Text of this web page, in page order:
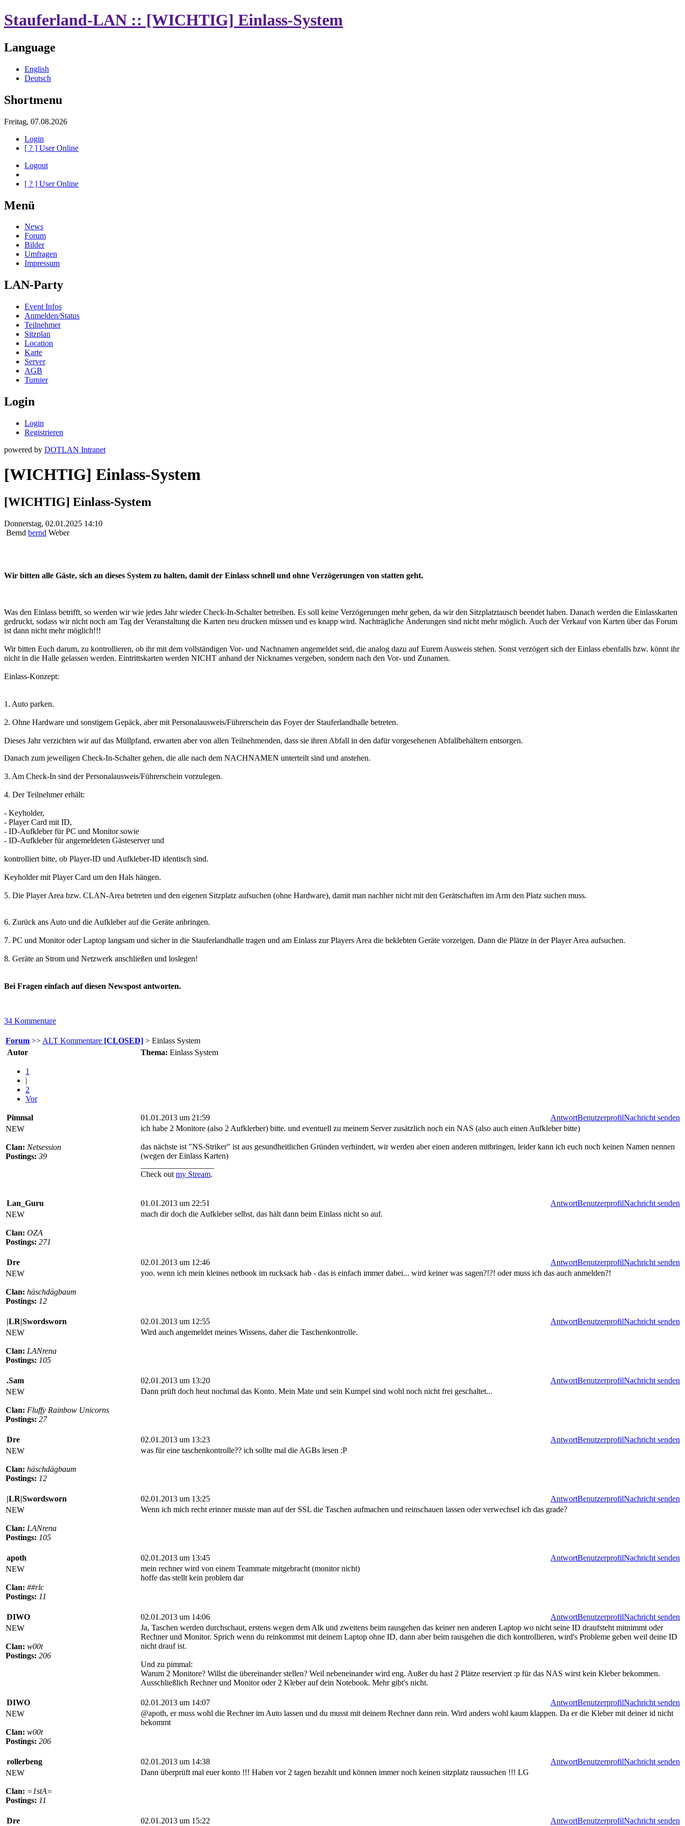
Stauferland-LAN :: [WICHTIG] Einlass-System
Language
English
Deutsch
Shortmenu
Freitag, 07.08.2026
Login
[ ? ] User Online
Logout
[ ? ] User Online
Menü
News
Forum
Bilder
Umfragen
Impressum
LAN-Party
Event Infos
Anmelden/Status
Teilnehmer
Sitzplan
Location
Karte
Server
AGB
Turnier
Login
Login
Registrieren
powered by DOTLAN Intranet
[WICHTIG] Einlass-System
[WICHTIG] Einlass-System
Donnerstag, 02.01.2025 14:10
Bernd bernd Weber
Wir bitten alle Gäste, sich an dieses System zu halten, damit der Einlass schnell und ohne Verzögerungen von statten geht.
Was den Einlass betrifft, so werden wir wie jedes Jahr wieder Check-In-Schalter betreiben. Es soll keine Verzögerungen mehr geben, da wir den Sitzplatztausch beendet haben. Danach werden die Einlasskarten
gedruckt, sodass wir nicht noch am Tag der Veranstaltung die Karten neu drucken müssen und es knapp wird. Nachträgliche Änderungen sind nicht mehr möglich. Auch der Verkauf von Karten über das Forum
ist dann nicht mehr möglich!!!
Wir bitten Euch darum, zu kontrollieren, ob ihr mit dem vollständigen Vor- und Nachnamen angemeldet seid, die analog dazu auf Eurem Ausweis stehen. Sonst verzögert sich der Einlass ebenfalls bzw. könnt ihr
nicht in die Halle gelassen werden. Eintrittskarten werden NICHT anhand der Nicknames vergeben, sondern nach den Vor- und Zunamen.
Einlass-Konzept:
1. Auto parken.
2. Ohne Hardware und sonstigem Gepäck, aber mit Personalausweis/Führerschein das Foyer der Stauferlandhalle betreten.
Dieses Jahr verzichten wir auf das Müllpfand, erwarten aber von allen Teilnehmenden, dass sie ihren Abfall in den dafür vorgesehenen Abfallbehältern entsorgen.
Danach zum jeweiligen Check-In-Schalter gehen, die alle nach dem NACHNAMEN unterteilt sind und anstehen.
3. Am Check-In sind der Personalausweis/Führerschein vorzulegen.
4. Der Teilnehmer erhält:
- Keyholder,
- Player Card mit ID,
- ID-Aufkleber für PC und Monitor sowie
- ID-Aufkleber für angemeldeten Gästeserver und
kontrolliert bitte, ob Player-ID und Aufkleber-ID identisch sind.
Keyholder mit Player Card um den Hals hängen.
5. Die Player Area bzw. CLAN-Area betreten und den eigenen Sitzplatz aufsuchen (ohne Hardware), damit man nachher nicht mit den Gerätschaften im Arm den Platz suchen muss.
6. Zurück ans Auto und die Aufkleber auf die Geräte anbringen.
7. PC und Monitor oder Laptop langsam und sicher in die Stauferlandhalle tragen und am Einlass zur Players Area die beklebten Geräte vorzeigen. Dann die Plätze in der Player Area aufsuchen.
8. Geräte an Strom und Netzwerk anschließen und loslegen!
Bei Fragen einfach auf diesen Newspost antworten.
34 Kommentare
Forum >> ALT Kommentare [CLOSED] > Einlass System
Autor
Thema: Einlass System
1
|
2
Vor
Pimmal 01.01.2013 um 21:59 AntwortBenutzerprofilNachricht senden
NEW
Clan: Netsession
Postings: 39
ich habe 2 Monitore (also 2 Aufklerber) bitte. und eventuell zu meinem Server zusätzlich noch ein NAS (also auch einen Aufkleber bitte)
das nächste ist "NS-Striker" ist aus gesundheitlichen Gründen verhindert, wir werden aber einen anderen mitbringen, leider kann ich euch noch keinen Namen nennen
(wegen der Einlass Karten)
Check out my Stream.
Lan_Guru 01.01.2013 um 22:51 AntwortBenutzerprofilNachricht senden
NEW
Clan: OZA
Postings: 271
mach dir doch die Aufkleber selbst, das hält dann beim Einlass nicht so auf.
Dre 02.01.2013 um 12:46 AntwortBenutzerprofilNachricht senden
NEW
Clan: häschdägbaum
Postings: 12
yoo. wenn ich mein kleines netbook im rucksack hab - das is einfach immer dabei... wird keiner was sagen?!?! oder muss ich das auch anmelden?!
|LR|Swordsworn 02.01.2013 um 12:55 AntwortBenutzerprofilNachricht senden
NEW
Clan: LANrena
Postings: 105
Wird auch angemeldet meines Wissens, daher die Taschenkontrolle.
.Sam 02.01.2013 um 13:20 AntwortBenutzerprofilNachricht senden
NEW
Clan: Fluffy Rainbow Unicorns
Postings: 27
Dann prüft doch heut nochmal das Konto. Mein Mate und sein Kumpel sind wohl noch nicht frei geschaltet...
Dre 02.01.2013 um 13:23 AntwortBenutzerprofilNachricht senden
NEW
Clan: häschdägbaum
Postings: 12
was für eine taschenkontrolle?? ich sollte mal die AGBs lesen :P
|LR|Swordsworn 02.01.2013 um 13:25 AntwortBenutzerprofilNachricht senden
NEW
Clan: LANrena
Postings: 105
Wenn ich mich recht erinner musste man auf der SSL die Taschen aufmachen und reinschauen lassen oder verwechsel ich das grade?
apoth 02.01.2013 um 13:45 AntwortBenutzerprofilNachricht senden
NEW
Clan: ##rlc
Postings: 11
mein rechner wird von einem Teammate mitgebracht (monitor nicht)
hoffe das stellt kein problem dar
DIWO 02.01.2013 um 14:06 AntwortBenutzerprofilNachricht senden
NEW
Clan: w00t
Postings: 206
Ja, Taschen werden durchschaut, erstens wegen dem Alk und zweitens beim rausgehen das keiner nen anderen Laptop wo nicht seine ID draufsteht mitnimmt oder
Rechner und Monitor. Sprich wenn du reinkommst mit deinem Laptop ohne ID, dann aber beim rausgehen die dich kontrollieren, wird's Probleme geben weil deine ID
nicht drauf ist.
Und zu pimmal:
Warum 2 Monitore? Willst die übereinander stellen? Weil nebeneinander wird eng. Außer du hast 2 Plätze reserviert :p für das NAS wirst kein Kleber bekommen.
Ausschließlich Rechner und Monitor oder 2 Kleber auf dein Notebook. Mehr gibt's nicht.
DIWO 02.01.2013 um 14:07 AntwortBenutzerprofilNachricht senden
NEW
Clan: w00t
Postings: 206
@apoth, er muss wohl die Rechner im Auto lassen und du musst mit deinem Rechner dann rein. Wird anders wohl kaum klappen. Da er die Kleber mit deiner id nicht
bekommt
rollerbeng 02.01.2013 um 14:38 AntwortBenutzerprofilNachricht senden
NEW
Clan: =1stA=
Postings: 11
Dann überprüft mal euer konto !!! Haben vor 2 tagen bezahlt und können immer noch keinen sitzplatz raussuchen !!! LG
Dre 02.01.2013 um 15:22 AntwortBenutzerprofilNachricht senden